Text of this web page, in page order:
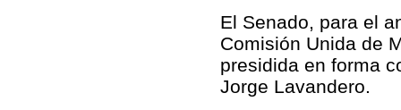
El Senado, para el
Comisión Unida de
presidida en forma
Jorge Lavandero.